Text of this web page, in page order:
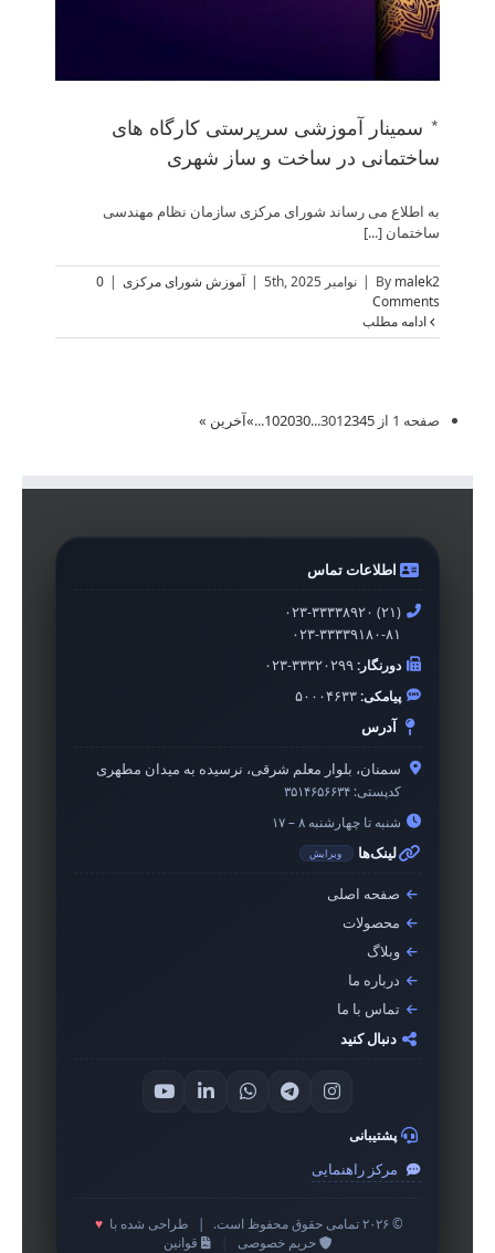
* سمینار آموزشی سرپرستی کارگاه های
ساختمانی در ساخت و ساز شهری
به اطلاع می رساند شورای مرکزی سازمان نظام مهندسی
ساختمان [...]
By malek2
| نوامبر 5th, 2025 | آموزش شورای مرکزی |
0
Comments
ادامه مطلب
صفحه 1 از 30 12345
...
102030
...
»آخرین »
اطلاعات تماس
۰۲۳-۳۳۳۳۸۹۲۰ (۲۱)
۰۲۳-۳۳۳۳۹۱۸۰-۸۱
دورنگار:۰۲۳-۳۳۳۲۰۲۹۹
پیامکی:۵۰۰۰۴۶۳۳
آدرس
سمنان، بلوار معلم شرقی، نرسیده به میدان مطهری
کدپستی: ۳۵۱۴۶۵۶۶۳۴
شنبه تا چهارشنبه ۸ – ۱۷
لینک‌ها ویرایش
صفحه اصلی
محصولات
وبلاگ
درباره ما
تماس با ما
دنبال کنید
پشتیبانی
مرکز راهنمایی
© ۲۰۲۶ تمامی حقوق محفوظ است. طراحی شده با ♥
حریم خصوصی
قوانین